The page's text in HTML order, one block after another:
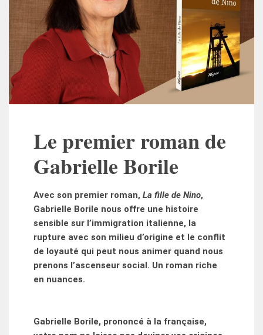
Le premier roman de
Gabrielle Borile
Avec son premier roman, La fille de Nino,
Gabrielle Borile nous offre une histoire
sensible sur l’immigration italienne, la
rupture avec son milieu d’origine et le conflit
de loyauté qui peut nous animer quand nous
prenons l’ascenseur social. Un roman riche
en nuances.
Gabrielle Borile, prononcé à la française,